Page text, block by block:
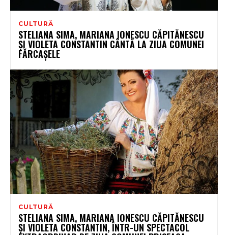
CULTURĂ
STELIANA SIMA, MARIANA IONESCU CĂPITĂNESCU
ȘI VIOLETA CONSTANTIN CÂNTĂ LA ZIUA COMUNEI
FĂRCAȘELE
CULTURĂ
STELIANA SIMA, MARIANA IONESCU CĂPITĂNESCU
ȘI VIOLETA CONSTANTIN, ÎNTR-UN SPECTACOL